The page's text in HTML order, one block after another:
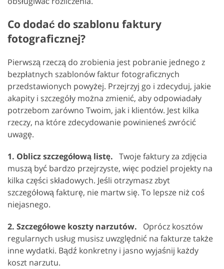
Co dodać do szablonu faktury
fotograficznej?
Pierwszą rzeczą do zrobienia jest pobranie jednego z
bezpłatnych szablonów faktur fotograficznych
przedstawionych powyżej. Przejrzyj go i zdecyduj, jakie
akapity i szczegóły można zmienić, aby odpowiadały
potrzebom zarówno Twoim, jak i klientów. Jest kilka
rzeczy, na które zdecydowanie powinieneś zwrócić
uwagę.
1. Oblicz szczegółową listę. Twoje faktury za zdjęcia
muszą być bardzo przejrzyste, więc podziel projekty na
kilka części składowych. Jeśli otrzymasz zbyt
szczegółową fakturę, nie martw się. To lepsze niż coś
niejasnego.
2. Szczegółowe koszty narzutów. Oprócz kosztów
regularnych usług musisz uwzględnić na fakturze także
inne wydatki. Bądź konkretny i jasno wyjaśnij każdy
koszt narzutu.